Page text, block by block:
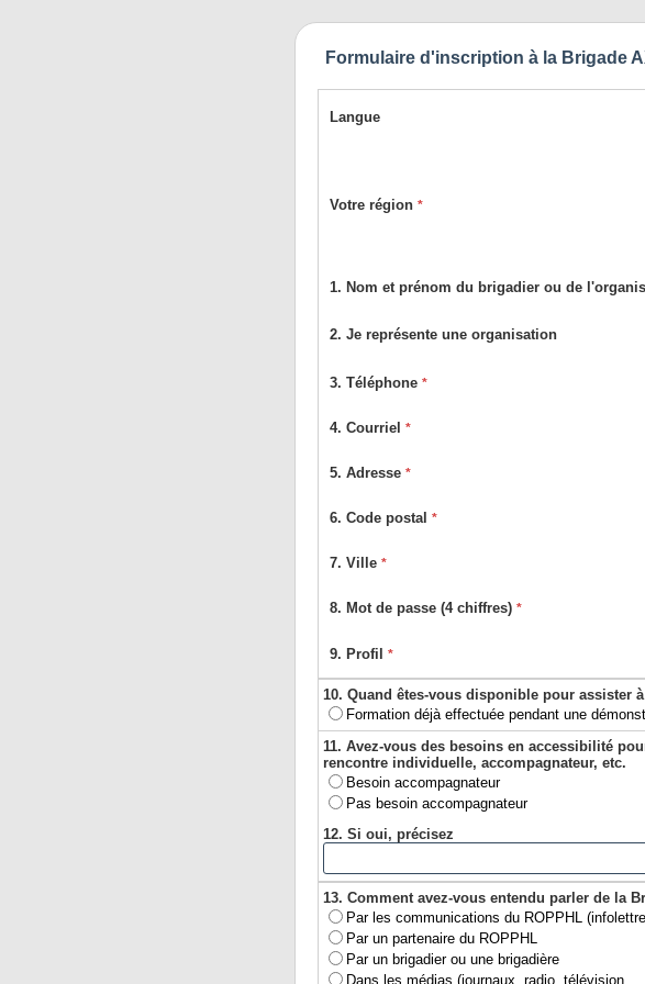
Formulaire d'inscription à la Brigade
Langue
Votre région *
1. Nom et prénom du brigadier ou de
2. Je représente une organisation
3. Téléphone *
4. Courriel *
5. Adresse *
6. Code postal *
7. Ville *
8. Mot de passe (4 chiffres) *
9. Profil *
10. Quand êtes-vous disponible pour assister
Formation déjà effectuée pendant une
11. Avez-vous des besoins en accessibilité
rencontre individuelle, accompagnateur, etc.
Besoin accompagnateur
Pas besoin accompagnateur
12. Si oui, précisez
13. Comment avez-vous entendu parler de la
Par les communications du ROPPHL
Par un partenaire du ROPPHL
Par un brigadier ou une brigadière
Dans les médias (journaux, radio, télévision,